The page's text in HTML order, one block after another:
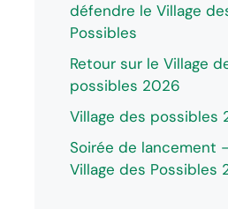
défendre le Village
Possibles
Retour sur le Village
possibles 2026
Village des possibles
Soirée de lancement
Village des Possibles